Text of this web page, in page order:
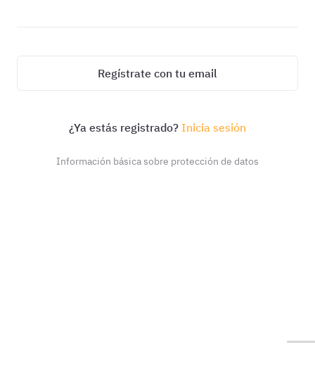
Regístrate con tu email
¿Ya estás registrado? Inicia sesión
Información básica sobre protección de datos